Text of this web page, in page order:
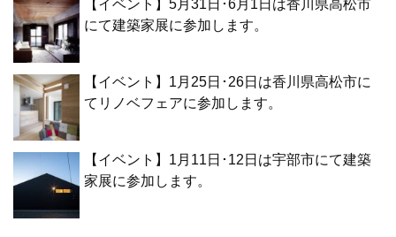
【イベント】5月31日･6月1日は香川県高松市
にて建築家展に参加します。
【イベント】1月25日･26日は香川県高松市に
てリノベフェアに参加します。
【イベント】1月11日･12日は宇部市にて建築
家展に参加します。